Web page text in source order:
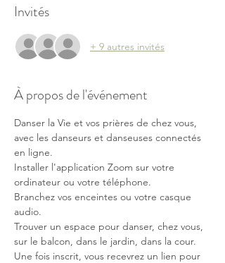
Invités
+ 9 autres invités
À propos de l'événement
Danser la Vie et vos prières de chez vous,
avec les danseurs et danseuses connectés
en ligne.
Installer l'application Zoom sur votre
ordinateur ou votre téléphone.
Branchez vos enceintes ou votre casque
audio.
Trouver un espace pour danser, chez vous,
sur le balcon, dans le jardin, dans la cour.
Une fois inscrit, vous recevrez un lien pour